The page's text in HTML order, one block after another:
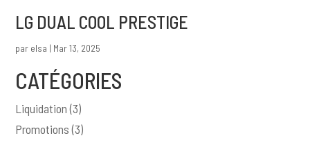
LG DUAL COOL PRESTIGE
par elsa | Mar 13, 2025
CATÉGORIES
Liquidation(3)
Promotions(3)